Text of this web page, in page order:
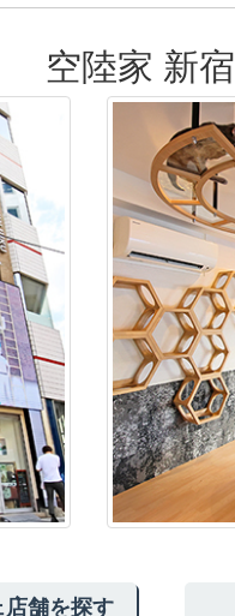
空陸家 新
舗を探す